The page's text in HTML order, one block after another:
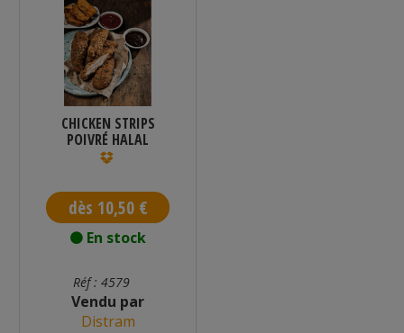
CHICKEN STRIPS
POIVRÉ HALAL
SURGELÉ 1 KG
dès 10,50 €
En stock
Réf : 4579
Vendu par
Distram